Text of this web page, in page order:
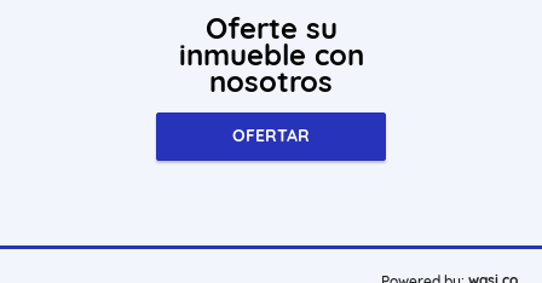
Oferte su
inmueble con
nosotros
OFERTAR